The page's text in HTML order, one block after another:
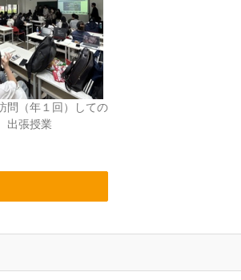
問（年１回）しての
出張授業